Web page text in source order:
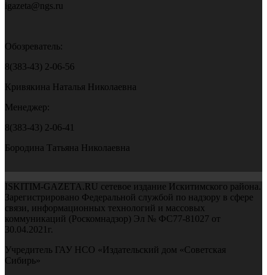
igazeta@ngs.ru
Обозреватель:
8(383-43) 2-06-56
Кривякина Наталья Николаевна
Менеджер:
8(383-43) 2-06-41
Бородина Татьяна Николаевна
ISKITIM-GAZETA.RU сетевое издание Искитимского района.
Зарегистрировано Федеральной службой по надзору в сфере
связи, информационных технологий и массовых
коммуникаций (Роскомнадзор) Эл № ФС77-81027 от
30.04.2021г.
Учредитель ГАУ НСО «Издательский дом «Советская
Сибирь»